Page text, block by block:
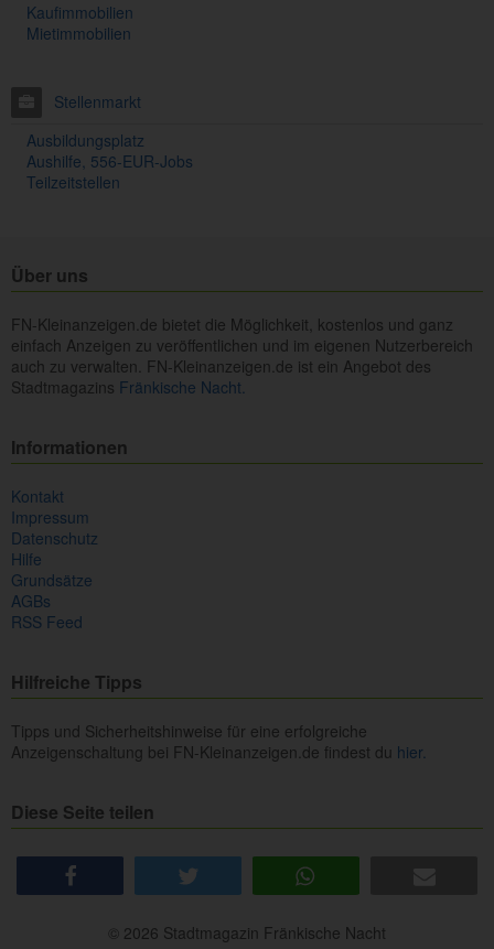
Kaufimmobilien
Mietimmobilien
Stellenmarkt
Ausbildungsplatz
Aushilfe, 556-EUR-Jobs
Teilzeitstellen
Über uns
FN-Kleinanzeigen.de bietet die Möglichkeit, kostenlos und ganz
einfach Anzeigen zu veröffentlichen und im eigenen Nutzerbereich
auch zu verwalten. FN-Kleinanzeigen.de ist ein Angebot des
Stadtmagazins Fränkische Nacht.
Informationen
Kontakt
Impressum
Datenschutz
Hilfe
Grundsätze
AGBs
RSS Feed
Hilfreiche Tipps
Tipps und Sicherheitshinweise für eine erfolgreiche
Anzeigenschaltung bei FN-Kleinanzeigen.de findest du hier.
Diese Seite teilen
© 2026 Stadtmagazin Fränkische Nacht